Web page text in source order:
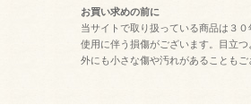
お買い求めの前に
当サイトで取り扱っている商品は３
使用に伴う損傷がございます。目立
外にも小さな傷や汚れがあることも